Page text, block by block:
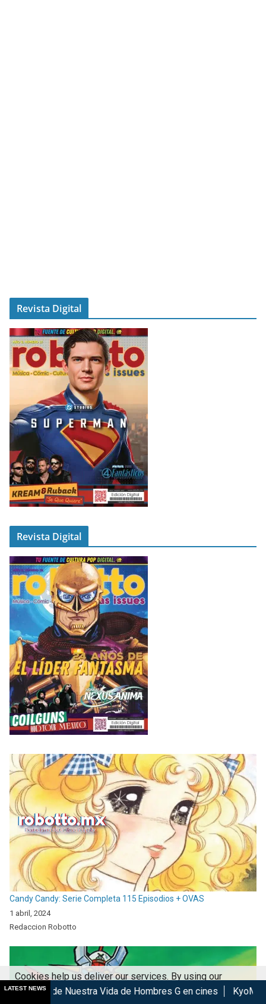
Revista Digital
Revista Digital
Candy Candy: Serie Completa 115 Episodios + OVAS
1 abril, 2024
Redaccion Robotto
LATEST NEWSVida de Hombres G en cines KyoMAF 2026: Anuncian
Cookies help us deliver our services. By using our
services, you agree to our use of cookies.
Got it